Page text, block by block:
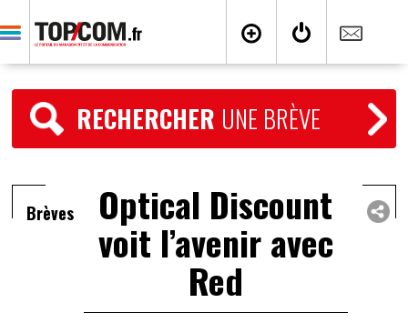
RECHERCHER UNE BRÈVE
Brèves Optical Discount
voit l’avenir avec
Red